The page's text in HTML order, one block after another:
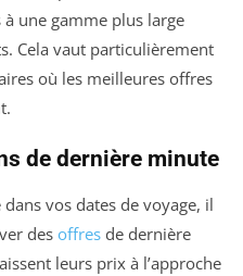
une gamme plus large
Cela vaut particulièrement
où les meilleures offres
de dernière minute
vos dates de voyage, il
des offres de dernière
leurs prix à l’approche